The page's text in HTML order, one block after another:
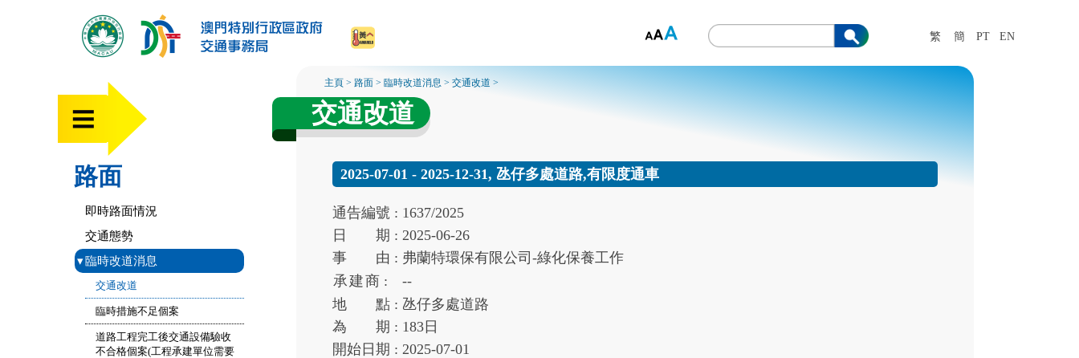
繁 簡 PT EN
路面
即時路面情況
交通態勢
▾臨時改道消息
交通改道
臨時措施不足個案
道路工程完工後交通設備驗收
不合格個案(工程承建單位需要
主頁 >路面 >臨時改道消息 >交通改道 >
交通改道
2025-07-01 - 2025-12-31, 氹仔多處道路,有限度通車
通告編號 : 1637/2025
日
期 :2025-06-26
事
由 : 弗蘭特環保有限公司-綠化保養工作
承建商 :
--
地
點 : 氹仔多處道路
為
期 : 183 日
開始 日期 :2025-07-01